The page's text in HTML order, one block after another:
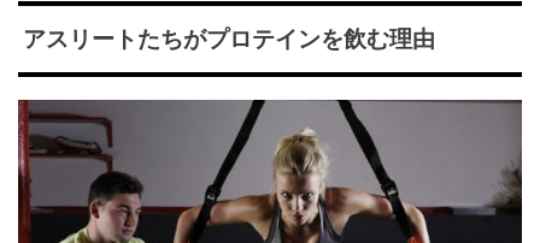
アスリートたちがプロテインを飲む理由